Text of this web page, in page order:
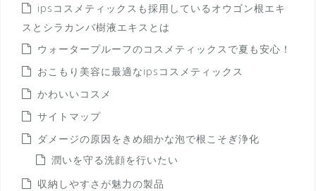
ipsコスメティックスも採用しているオウゴン根エキ
スとシラカンバ樹液エキスとは
ウォータープルーフのコスメティックスで夏も安心！
おこもり美容に最適なipsコスメティックス
かわいいコスメ
サイトマップ
ダメージの原因をきめ細かな泡で根こそぎ浄化
潤いを守る洗顔を行いたい
収納しやすさが魅力の製品